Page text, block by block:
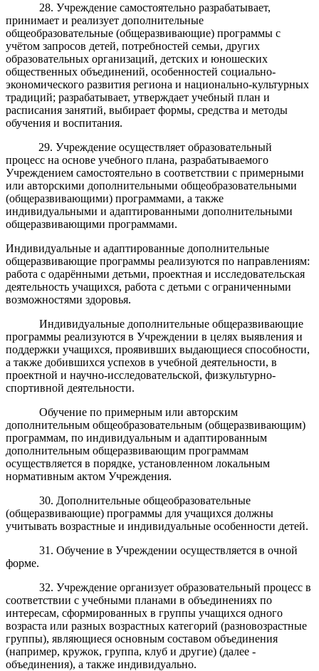
28. Учреждение самостоятельно разрабатывает,
принимает и реализует дополнительные
общеобразовательные (общеразвивающие) программы с
учётом запросов детей, потребностей семьи, других
образовательных организаций, детских и юношеских
общественных объединений, особенностей социально-
экономического развития региона и национально-культурных
традиций; разрабатывает, утверждает учебный план и
расписания занятий, выбирает формы, средства и методы
обучения и воспитания.
29. Учреждение осуществляет образовательный
процесс на основе учебного плана, разрабатываемого
Учреждением самостоятельно в соответствии с примерными
или авторскими дополнительными общеобразовательными
(общеразвивающими) программами, а также
индивидуальными и адаптированными дополнительными
общеразвивающими программами.
Индивидуальные и адаптированные дополнительные
общеразвивающие программы реализуются по направлениям:
работа с одарёнными детьми, проектная и исследовательская
деятельность учащихся, работа с детьми с ограниченными
возможностями здоровья.
Индивидуальные дополнительные общеразвивающие
программы реализуются в Учреждении в целях выявления и
поддержки учащихся, проявивших выдающиеся способности,
а также добившихся успехов в учебной деятельности, в
проектной и научно-исследовательской, физкультурно-
спортивной деятельности.
Обучение по примерным или авторским
дополнительным общеобразовательным (общеразвивающим)
программам, по индивидуальным и адаптированным
дополнительным общеразвивающим программам
осуществляется в порядке, установленном локальным
нормативным актом Учреждения.
30. Дополнительные общеобразовательные
(общеразвивающие) программы для учащихся должны
учитывать возрастные и индивидуальные особенности детей.
31. Обучение в Учреждении осуществляется в очной
форме.
32. Учреждение организует образовательный процесс в
соответствии с учебными планами в объединениях по
интересам, сформированных в группы учащихся одного
возраста или разных возрастных категорий (разновозрастные
группы), являющиеся основным составом объединения
(например, кружок, группа, клуб и другие) (далее -
объединения), а также индивидуально.